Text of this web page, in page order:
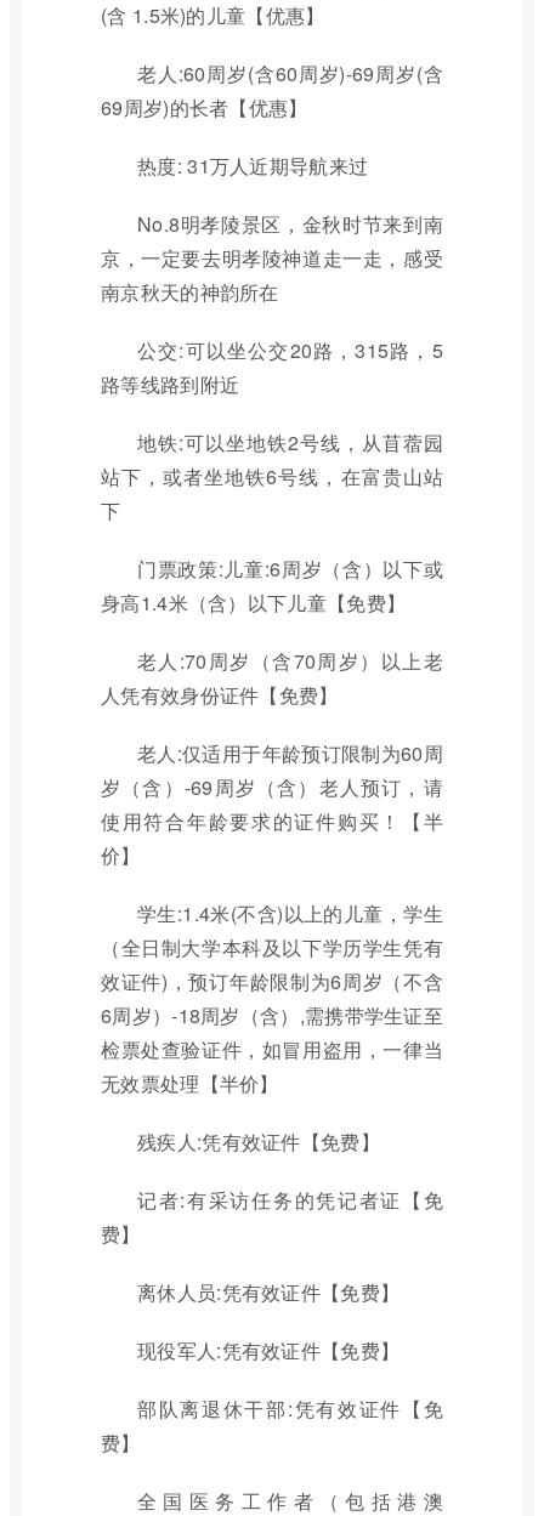
(含 1.5米)的儿童【优惠】
老人:60周岁(含60周岁)-69周岁(含
69周岁)的长者【优惠】
热度: 31万人近期导航来过
No.8明孝陵景区，金秋时节来到南
京，一定要去明孝陵神道走一走，感受
南京秋天的神韵所在
公交:可以坐公交20路，315路，5
路等线路到附近
地铁:可以坐地铁2号线，从苜蓿园
站下，或者坐地铁6号线，在富贵山站
下
门票政策:儿童:6周岁（含）以下或
身高1.4米（含）以下儿童【免费】
老人:70周岁（含70周岁）以上老
人凭有效身份证件【免费】
老人:仅适用于年龄预订限制为60周
岁（含）-69周岁（含）老人预订，请
使用符合年龄要求的证件购买！【半
价】
学生:1.4米(不含)以上的儿童，学生
（全日制大学本科及以下学历学生凭有
效证件)，预订年龄限制为6周岁（不含
6周岁）-18周岁（含）,需携带学生证至
检票处查验证件，如冒用盗用，一律当
无效票处理【半价】
残疾人:凭有效证件【免费】
记者:有采访任务的凭记者证【免
费】
离休人员:凭有效证件【免费】
现役军人:凭有效证件【免费】
部队离退休干部:凭有效证件【免
费】
全国医务工作者（包括港澳